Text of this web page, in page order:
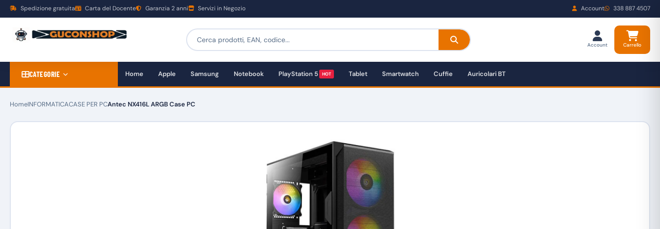
Spedizione gratuita Carta del Docente Garanzia 2 anni Servizi in Negozio Account 338 887 4507
Account Carrello
CATEGORIE Home Apple Samsung Notebook PlayStation 5 HOT Tablet Smartwatch Cuffie Auricolari BT
HomeINFORMATICACASE PER PCAntec NX416L ARGB Case PC